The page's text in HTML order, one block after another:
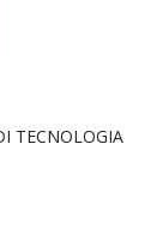
TECNOLOGIA